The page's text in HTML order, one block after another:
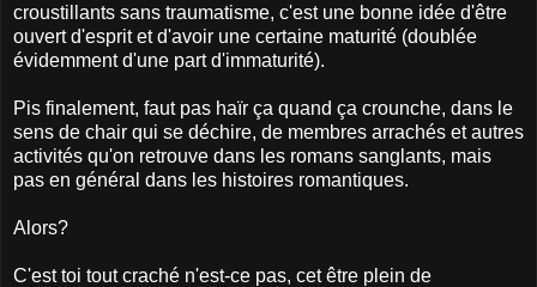
croustillants sans traumatisme, c'est une bonne idée d'être
ouvert d'esprit et d'avoir une certaine maturité (doublée
évidemment d'une part d'immaturité).
Pis finalement, faut pas haïr ça quand ça crounche, dans le
sens de chair qui se déchire, de membres arrachés et autres
activités qu'on retrouve dans les romans sanglants, mais
pas en général dans les histoires romantiques.
Alors?
C'est toi tout craché n'est-ce pas, cet être plein de